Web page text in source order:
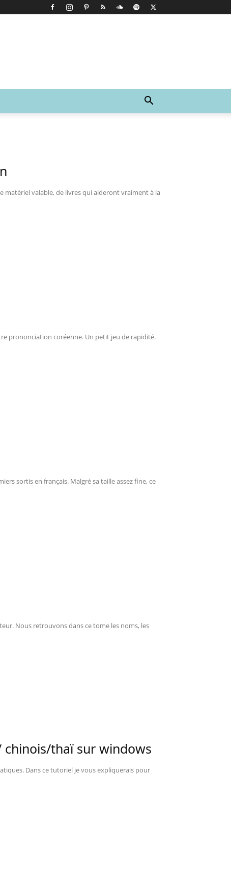
valable, de livres qui aideront vraiment à la
prononciation coréenne. Un petit jeu de rapidité.
sortis en français. Malgré sa taille assez fine, ce
Nous retrouvons dans ce tome les noms, les
thaï sur windows
Dans ce tutoriel je vous expliquerais pour